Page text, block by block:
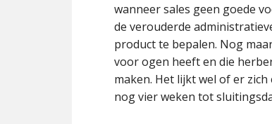
wanneer sales geen goede
de verouderde
product te bepalen. Nog
voor ogen heeft en die
maken. Het lijkt wel of er
nog vier weken tot